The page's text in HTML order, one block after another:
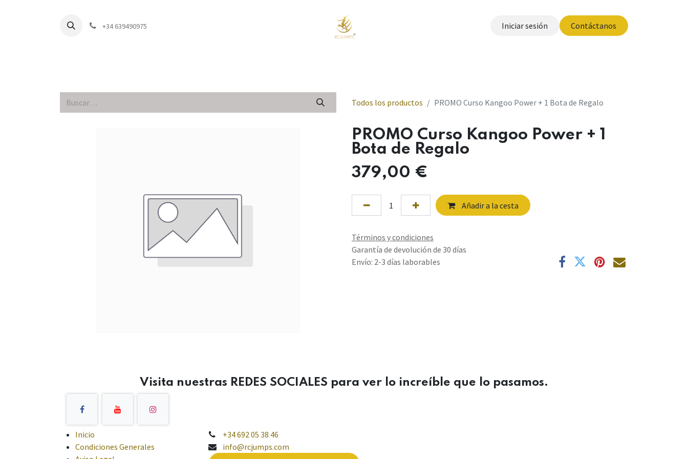
+34 639490975 Iniciar sesión Contáctanos
Todos los productos PROMO Curso Kangoo Power + 1 Bota de Regalo
PROMO Curso Kangoo Power + 1
Bota de Regalo
379,00 €
Añadir a la cesta
Términos y condiciones
Garantía de devolución de 30 días
Envío: 2-3 días laborables
Visita nuestras REDES SOCIALES para ver lo increíble que lo pasamos.
Inicio
Condiciones Generales
+34 692 05 38 46
info@rcjumps.com